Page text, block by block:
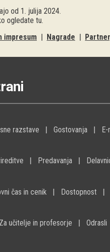
od 1. julija 2024.
ogledate tu.
impresum | Nagrade |
razstave Gostovanja
Predavanja
čas in cenik Dostopnost
Za učitelje in profesorje Odrasli